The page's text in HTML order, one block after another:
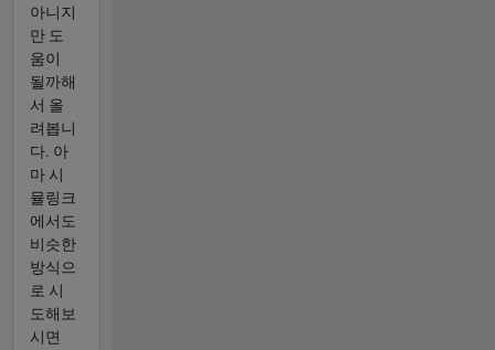
아니지
만 도
움이
될까해
서 올
려봅니
다. 아
마 시
뮬링크
에서도
비슷한
방식으
로 시
도해보
시면